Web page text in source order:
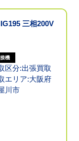
三相200V
機
区分:出張買取
エリア:大阪府
川市